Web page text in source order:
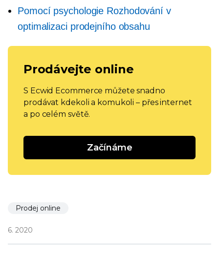
Pomocí psychologie Rozhodování v
optimalizaci prodejního obsahu
Prodávejte online
S Ecwid Ecommerce můžete snadno
prodávat kdekoli a komukoli – přes internet
a po celém světě.
Začínáme
Prodej online
6. 2020